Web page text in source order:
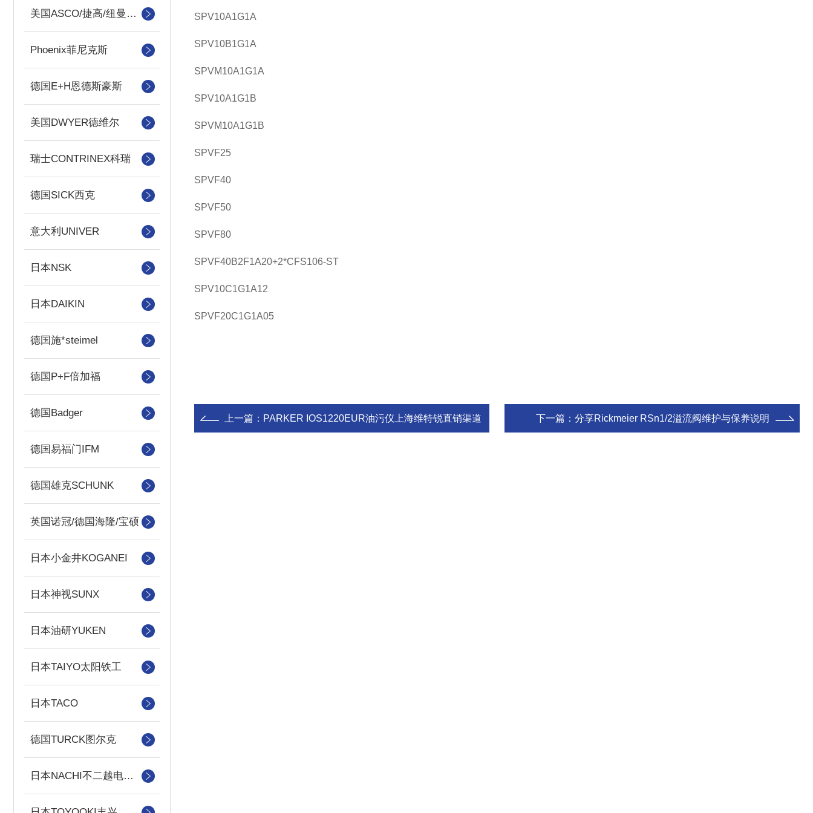
美国ASCO/捷高/纽曼蒂克
Phoenix菲尼克斯
德国E+H恩德斯豪斯
美国DWYER德维尔
瑞士CONTRINEX科瑞
德国SICK西克
意大利UNIVER
日本NSK
日本DAIKIN
德国施*steimel
德国P+F倍加福
德国Badger
德国易福门IFM
德国雄克SCHUNK
英国诺冠/德国海隆/宝硕
日本小金井KOGANEI
日本神视SUNX
日本油研YUKEN
日本TAIYO太阳铁工
日本TACO
德国TURCK图尔克
日本NACHI不二越电磁阀/泵
SPV10A1G1A
SPV10B1G1A
SPVM10A1G1A
SPV10A1G1B
SPVM10A1G1B
SPVF25
SPVF40
SPVF50
SPVF80
SPVF40B2F1A20+2*CFS106-ST
SPV10C1G1A12
SPVF20C1G1A05
上一篇： PARKER IOS1220EUR油污仪上海维特锐直销渠道 下一篇： 分享Rickmeier RSn1/2溢流阀维护与保养说明